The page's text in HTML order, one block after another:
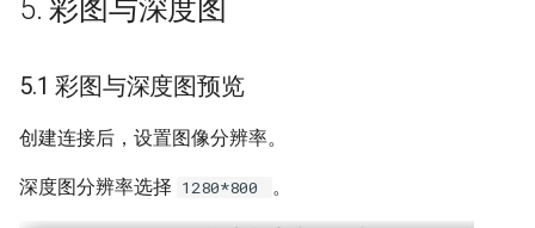
5. 彩图与深度图
5.1 彩图与深度图预览
创建连接后，设置图像分辨率。
深度图分辨率选择 1280*800 。